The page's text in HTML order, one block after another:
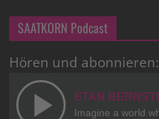
SAATKORN Podcast
Hören und abonnieren: